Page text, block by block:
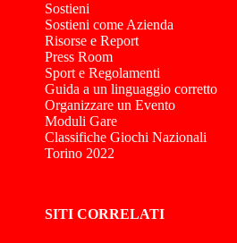
Sostieni
Sostieni come Azienda
Risorse e Report
Press Room
Sport e Regolamenti
Guida a un linguaggio corretto
Organizzare un Evento
Moduli Gare
Classifiche Giochi Nazionali
Torino 2022
SITI CORRELATI